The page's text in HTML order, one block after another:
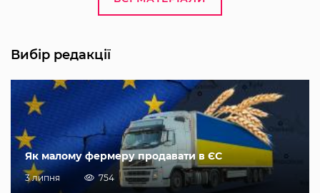
Вибір редакції
Як малому фермеру продавати в ЄС
3 липня 754